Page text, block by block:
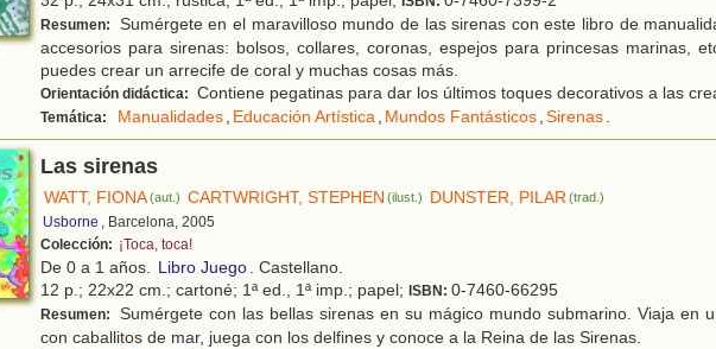
Resumen:
Sumérgete en el maravilloso mundo de las sirenas con este libro de
accesorios para sirenas: bolsos, collares, coronas, espejos para princesas marinas,
puedes crear un arrecife de coral y muchas cosas más.
Orientación didáctica: Contiene pegatinas para dar los últimos toques decorativos a las
Temática: Manualidades, Educación Artística, Mundos Fantásticos,Sirenas.
Las sirenas
WATT, FIONA(aut.) CARTWRIGHT, STEPHEN (ilust.) DUNSTER, PILAR (trad.)
Usborne , Barcelona, 2005
Colección: ¡Toca, toca!
De 0 a 1 años. Libro Juego. Castellano.
12 p.; 22x22 cm.; cartoné; 1ª ed., 1ª imp.; papel; ISBN: 0-7460-66295
Resumen:
Sumérgete con las bellas sirenas en su mágico mundo submarino. Viaja en
con caballitos de mar, juega con los delfines y conoce a la Reina de las Sirenas.